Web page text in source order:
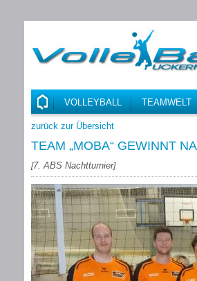
VOLLEYBALL TEAMWELT
zurück zur Übersicht
TEAM „MOBA“ GEWINNT
[7. ABS Nachtturnier]